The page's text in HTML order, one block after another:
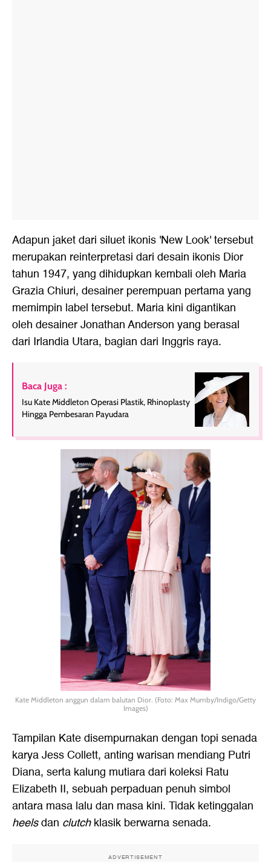
Adapun jaket dari siluet ikonis 'New Look' tersebut
merupakan reinterpretasi dari desain ikonis Dior
tahun 1947, yang dihidupkan kembali oleh Maria
Grazia Chiuri, desainer perempuan pertama yang
memimpin label tersebut. Maria kini digantikan
oleh desainer Jonathan Anderson yang berasal
dari Irlandia Utara, bagian dari Inggris raya.
Baca Juga :
Isu Kate Middleton Operasi Plastik, Rhinoplasty
Hingga Pembesaran Payudara
Kate Middleton anggun dalam balutan Dior. (Foto: Max Mumby/Indigo/Getty
Images)
Tampilan Kate disempurnakan dengan topi senada
karya Jess Collett, anting warisan mendiang Putri
Diana, serta kalung mutiara dari koleksi Ratu
Elizabeth II, sebuah perpaduan penuh simbol
antara masa lalu dan masa kini. Tidak ketinggalan
heelsdan clutchklasik berwarna senada.
ADVERTISEMENT